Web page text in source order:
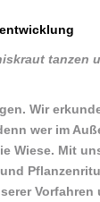
tanzen
Wir
wer im
Wiese. Mit